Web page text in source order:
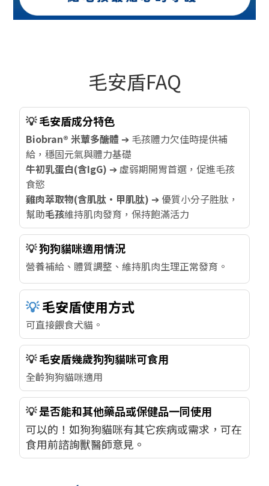
毛安盾FAQ
💡毛安盾成分特色
Biobran® 米蕈多醣體 ➔ 毛孩體力欠佳時提供補
給，穩固元氣與體力基礎
牛初乳蛋白(含IgG) ➔ 虛弱期開胃首選，促進毛孩
食慾
雞肉萃取物(含肌肽·甲肌肽) ➔ 優質小分子胜肽，
幫助毛孩維持肌肉發育，保持飽滿活力
💡狗狗貓咪適用情況
營養補給、體質調整、維持肌肉生理正常發育。
💡毛安盾使用方式
可直接餵食犬貓。
💡毛安盾幾歲狗狗貓咪可食用
全齡狗狗貓咪適用
💡是否能和其他藥品或保健品一同使用
可以的！如狗狗貓咪有其它疾病或需求，可在
食用前諮詢獸醫師意見。